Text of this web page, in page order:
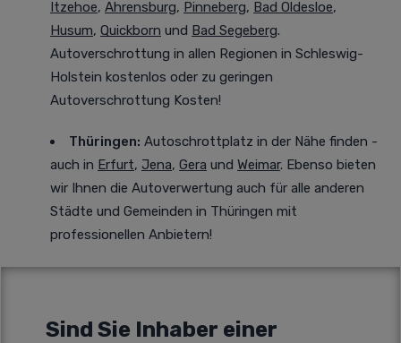
Itzehoe, Ahrensburg, Pinneberg, Bad Oldesloe,
Husum, Quickborn und Bad Segeberg.
Autoverschrottung in allen Regionen in Schleswig-
Holstein kostenlos oder zu geringen
Autoverschrottung Kosten!
Thüringen: Autoschrottplatz in der Nähe finden -
auch in Erfurt, Jena, Gera und Weimar. Ebenso bieten
wir Ihnen die Autoverwertung auch für alle anderen
Städte und Gemeinden in Thüringen mit
professionellen Anbietern!
Sind Sie Inhaber einer